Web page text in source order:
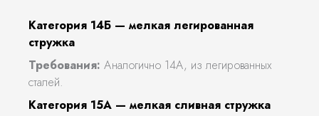
Категория 14Б — мелкая легированная
стружка
Требования: Аналогично 14А, из легированных
сталей.
Категория 15А — мелкая сливная стружка